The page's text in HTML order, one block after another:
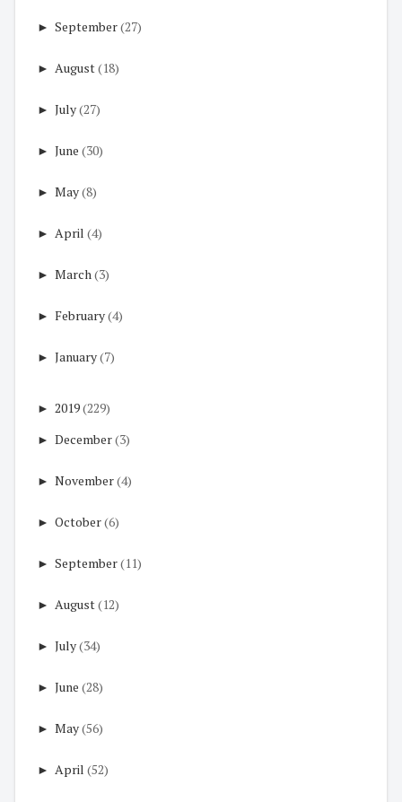
► September(27)
► August(18)
► July(27)
► June (30)
► May(8)
► April (4)
► March(3)
► February(4)
► January(7)
► 2019(229)
► December(3)
► November(4)
► October(6)
► September(11)
► August(12)
► July(34)
► June (28)
► May(56)
► April (52)